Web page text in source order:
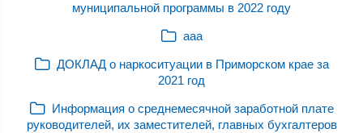
муниципальной программы в 2022 году
ааа
ДОКЛАД о наркоситуации в Приморском крае за
2021 год
Информация о среднемесячной заработной плате
руководителей, их заместителей, главных бухгалтеров